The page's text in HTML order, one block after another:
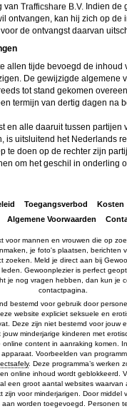
van
Indien de
ontvangen, kan hij zich op de
de ontvangst daarvan
allen tijde bevoegd de inhoud
De gewijzigde algemene
tot stand gekomen
termijn van dertig dagen na
en alle daaruit tussen partijen
is uitsluitend het Nederlands
te doen op de rechter zijn
om het geschil in onderling
Toegangsverbod Kosten
Algemene Voorwaarden
voor mannen en vrouwen die op
je foto's plaatsen, berichten
zoeken. Meld je direct aan bij
Gewoonplezier is perfect
je nog vragen hebben, dan kun je
contactpagina.
bestemd voor gebruik door
website expliciet seksuele en
Deze zijn niet bestemd voor jouw
minderjarige kinderen met
content in aanraking komen.
Voorbeelden van
. Deze programma’s werken
online inhoud wordt geblokkeerd.
een groot aantal websites waarvan
zijn voor minderjarigen. Door middel
worden toegevoegd. Personen